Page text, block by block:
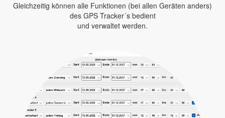
Gleichzeitig können alle Funktionen (bei allen Geräten anders)
des GPS Tracker´s bedient
und verwaltet werden.